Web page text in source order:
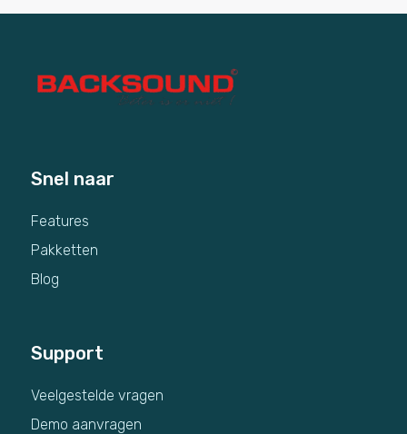
Snel naar
Features
Pakketten
Blog
Support
Veelgestelde vragen
Demo aanvragen